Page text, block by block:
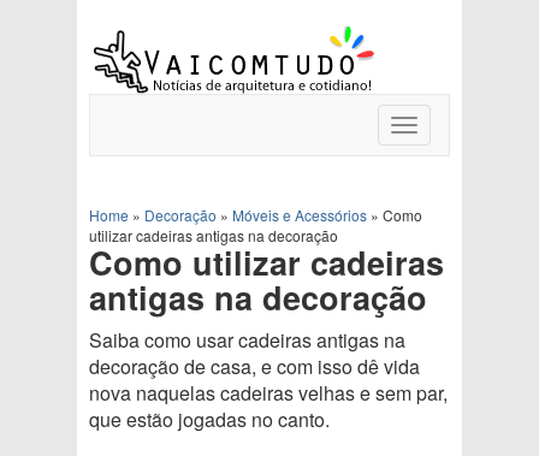
Toggle
navigation
Home » Decoração » Móveis e Acessórios » Como
utilizar cadeiras antigas na decoração
Como utilizar cadeiras
antigas na decoração
Saiba como usar cadeiras antigas na
decoração de casa, e com isso dê vida
nova naquelas cadeiras velhas e sem par,
que estão jogadas no canto.